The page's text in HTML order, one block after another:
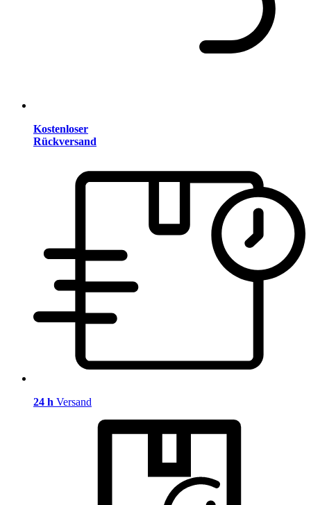
Kostenloser
Rückversand
24 h Versand